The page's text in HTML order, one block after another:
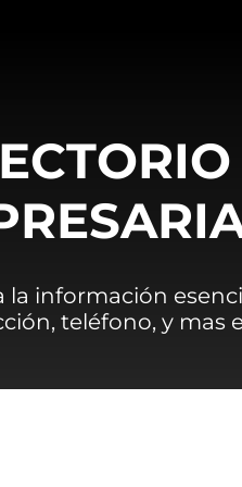
la información
teléfono, y